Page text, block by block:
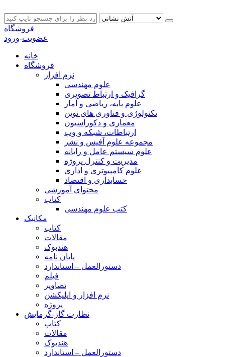
فروشگاه
عضویت-ورود
خانه
فروشگاه
نرم افزار
علوم مهندسی
گرافیک و ارتباط تصویری
علوم پایه، ریاضی و آمار
تکنولوژی و فناوری های نوین
معماری و دکوراسیون
ارتباطات، شبکه و وب
مجموعه علوم آفیس و نشر
علوم سیستم عامل و رایانه
مدیریت و کنترل پروژه
علوم کامپیوتری و اداری
حسابداری و اقتصاد
محتوای آموزشی
کتاب
کتب علوم مهندسی
مکانیک
کتاب
مقالات
هندبوک
پایان نامه
دستورالعمل – استاندارد
فیلم
تصاویر
نرم افزار و اپلیکشن
پروژه
نظارت گاز-گرمایش
کتاب
مقالات
هندبوک
دستورالعمل – استاندارد